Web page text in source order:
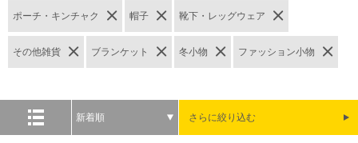
ポーチ・キンチャク 帽子 靴下・レッグウェア
その他雑貨 ブランケット 冬小物 ファッション小物
新着順 さらに絞り込む